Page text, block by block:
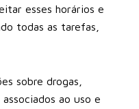
esses horários e
todas as tarefas,
sobre drogas,
associados ao uso e